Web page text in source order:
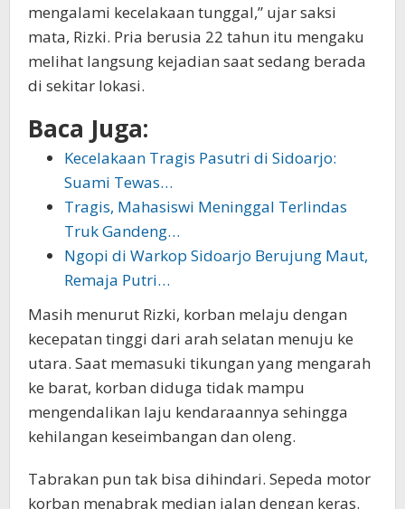
mengalami kecelakaan tunggal,” ujar saksi
mata, Rizki. Pria berusia 22 tahun itu mengaku
melihat langsung kejadian saat sedang berada
di sekitar lokasi.
Baca Juga:
Kecelakaan Tragis Pasutri di Sidoarjo:
Suami Tewas…
Tragis, Mahasiswi Meninggal Terlindas
Truk Gandeng…
Ngopi di Warkop Sidoarjo Berujung Maut,
Remaja Putri…
Masih menurut Rizki, korban melaju dengan
kecepatan tinggi dari arah selatan menuju ke
utara. Saat memasuki tikungan yang mengarah
ke barat, korban diduga tidak mampu
mengendalikan laju kendaraannya sehingga
kehilangan keseimbangan dan oleng.
Tabrakan pun tak bisa dihindari. Sepeda motor
korban menabrak median jalan dengan keras.